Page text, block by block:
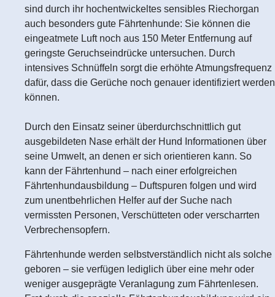
sind durch ihr hochentwickeltes sensibles Riechorgan
auch besonders gute Fährtenhunde: Sie können die
eingeatmete Luft noch aus 150 Meter Entfernung auf
geringste Geruchseindrücke untersuchen. Durch
intensives Schnüffeln sorgt die erhöhte Atmungsfrequenz
dafür, dass die Gerüche noch genauer identifiziert werden
können.
Durch den Einsatz seiner überdurchschnittlich gut
ausgebildeten Nase erhält der Hund Informationen über
seine Umwelt, an denen er sich orientieren kann. So
kann der Fährtenhund – nach einer erfolgreichen
Fährtenhundausbildung – Duftspuren folgen und wird
zum unentbehrlichen Helfer auf der Suche nach
vermissten Personen, Verschütteten oder verscharrten
Verbrechensopfern.
Fährtenhunde werden selbstverständlich nicht als solche
geboren – sie verfügen lediglich über eine mehr oder
weniger ausgeprägte Veranlagung zum Fährtenlesen.